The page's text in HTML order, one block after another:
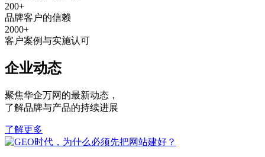
200+
品牌客户的信赖
2000+
客户案例与实施认可
企业动态
聚焦华企万网的最新动态 ，
了解品牌与产品的持续进展
了解更多